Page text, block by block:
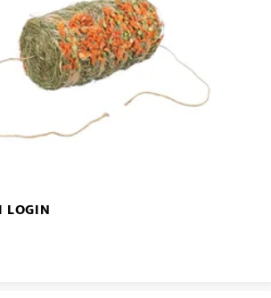
LOGIN